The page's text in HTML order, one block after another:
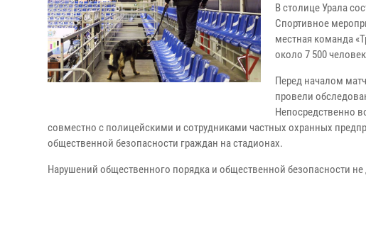
В столице Урала
Спортивное
местная команда
около 7 500
Перед началом
провели
Непосредственно
совместно с полицейскими и сотрудниками частных охранных
общественной безопасности граждан на стадионах.
Нарушений общественного порядка и общественной безопасности